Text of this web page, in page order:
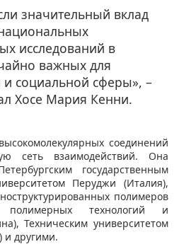
значительный вклад
исследований в
важных для
социальной сферы», –
Хосе Мария Кенни.
соединений
сеть взаимодействий. Она
государственным
Перуджи (Италия),
полимеров
полимерных технологий и
Техническим университетом
и другими.